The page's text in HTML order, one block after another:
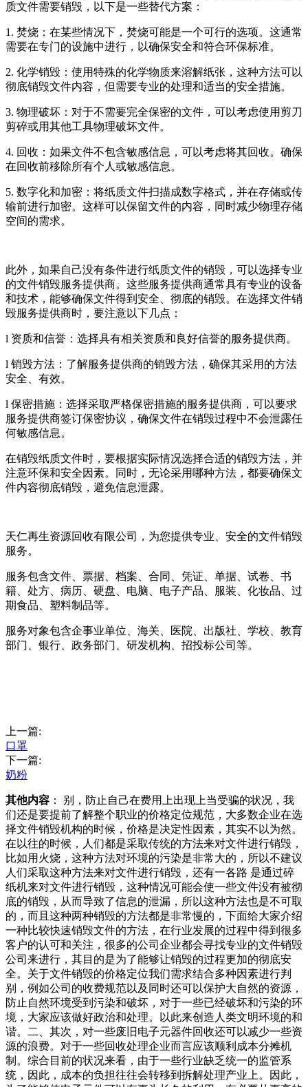
质文件需要销毁，以下是一些替代方案：
1. 焚烧：在某些情况下，焚烧可能是一个可行的选项。这通常
需要在专门的设施中进行，以确保安全和符合环保标准。
2. 化学销毁：使用特殊的化学物质来溶解纸张，这种方法可以
彻底销毁文件内容，但需要专业的处理和适当的安全措施。
3. 物理破坏：对于不需要完全保密的文件，可以考虑使用剪刀
剪碎或用其他工具物理破坏文件。
4. 回收：如果文件不包含敏感信息，可以考虑将其回收。确保
在回收前移除所有个人或敏感信息。
5. 数字化和加密：将纸质文件扫描成数字格式，并在存储或传
输前进行加密。这样可以保留文件的内容，同时减少物理存储
空间的需求。
此外，如果自己没有条件进行纸质文件的销毁，可以选择专业
的文件销毁服务提供商。这些服务提供商通常具有专业的设备
和技术，能够确保文件得到安全、彻底的销毁。在选择文件销
毁服务提供商时，要注意以下几点：
l 资质和信誉：选择具有相关资质和良好信誉的服务提供商。
l 销毁方法：了解服务提供商的销毁方法，确保其采用的方法
安全、有效。
l 保密措施：选择采取严格保密措施的服务提供商，可以要求
服务提供商签订保密协议，确保文件在销毁过程中不会泄露任
何敏感信息。
在销毁纸质文件时，要根据实际情况选择合适的销毁方法，并
注意环保和安全因素。同时，无论采用哪种方法，都要确保文
件内容彻底销毁，避免信息泄露。
天仁再生资源回收有限公司，为您提供专业、安全的文件销毁
服务。
服务包含文件、票据、档案、合同、凭证、单据、试卷、书
籍、处方、病历、硬盘、电脑、电子产品、服装、化妆品、过
期食品、塑料制品等。
服务对象包含企事业单位、海关、医院、出版社、学校、教育
部门、银行、政务部门、研发机构、招投标公司等。
上一篇:
口罩
下一篇:
奶粉
其他内容 ： 别，防止自己在费用上出现上当受骗的状况，我
们还是要提前了解整个职业的价格定位规范，大多数企业在选
择文件销毁机构的时候，价格是决定性因素，其实不以为然。
在以往的时候，人们都是采取传统的方法来对文件进行销毁，
比如用火烧，这种方法对环境的污染是非常大的，所以不建议
人们采取这种方法来对文件进行销毁，还有一各路 是通过碎
纸机来对文件进行销毁，这种情况可能会使一些文件没有被彻
底的销毁，从而导致了信息的泄漏，所以这种方法也是不可取
的，而且这种两种销毁的方法都是非常慢的，下面给大家介绍
一种比较快速销毁文件的方法，在行业发展的过程中得到很多
客户的认可和关注，很多的公司企业都会寻找专业的文件销毁
公司来进行，其目的是为了能够让销毁的过程更加的彻底安
全。关于文件销毁的价格定位我们需求结合多种因素进行判
别，例如公司的收费规范以及同时还可以保护大自然的资源，
防止自然环境受到污染和破坏，对于一些已经破坏和污染的环
境，大家应该做好政治和处理。以此来创造人类文明环境的和
谐。二、其次，对一些废旧电子元器件回收还可以减少一些资
源的浪费。对于一些回收处理企业而言应该顺利成本分摊机
制。综合目前的状况来看，由于一些行业缺乏统一的监管系
统，因此，成本的负担往往会转移到拆解处理产业上。因此，